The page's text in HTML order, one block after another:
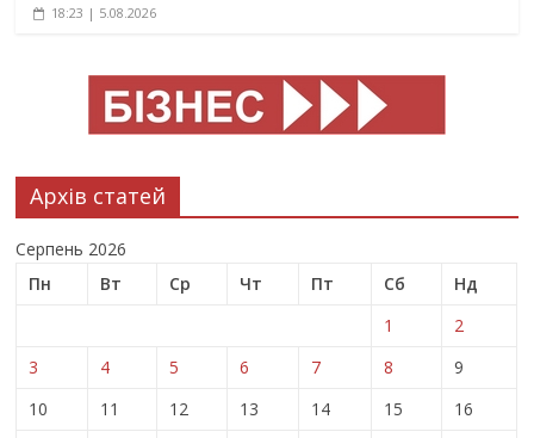
18:23 | 5.08.2026
Архів статей
Серпень 2026
Пн
Вт Ср Чт Пт Сб
Нд
1
2
3
4 5 6 7 8
9
10
11 12 13 14 15
16